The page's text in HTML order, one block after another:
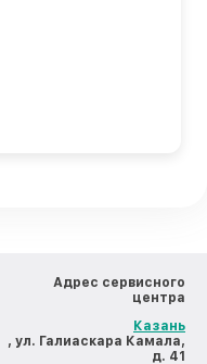
Адрес сервисного
центра
Казань
, ул. Галиаскара Камала,
д. 41